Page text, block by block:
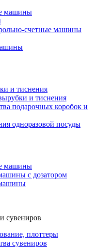
машины
счетные машины
и тиснения
и тиснения
подарочных коробок и
одноразовой посуды
машины
с дозатором
сувениров
плоттеры
сувениров